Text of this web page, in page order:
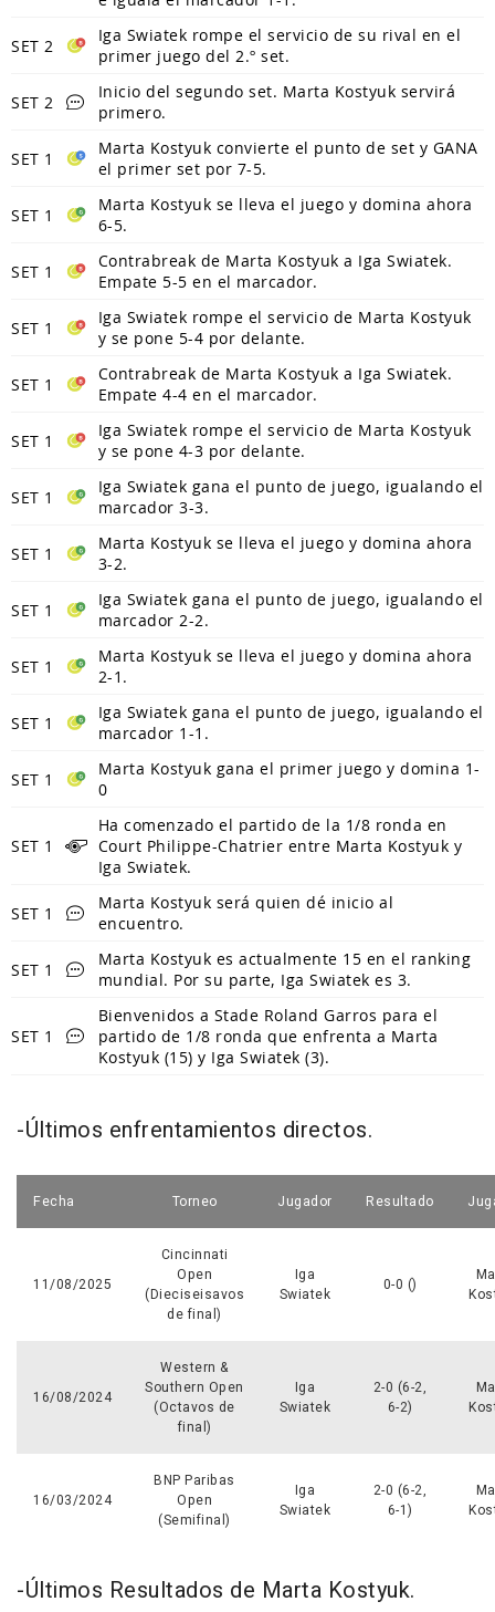
SET 2
Iga Swiatek rompe el servicio de su rival en el
primer juego del 2.º set.
SET 2
Inicio del segundo set. Marta Kostyuk servirá
primero.
SET 1
Marta Kostyuk convierte el punto de set y GANA
el primer set por 7-5.
SET 1
Marta Kostyuk se lleva el juego y domina ahora
6-5.
SET 1
Contrabreak de Marta Kostyuk a Iga Swiatek.
Empate 5-5 en el marcador.
SET 1
Iga Swiatek rompe el servicio de Marta Kostyuk
y se pone 5-4 por delante.
SET 1
Contrabreak de Marta Kostyuk a Iga Swiatek.
Empate 4-4 en el marcador.
SET 1
Iga Swiatek rompe el servicio de Marta Kostyuk
y se pone 4-3 por delante.
SET 1
Iga Swiatek gana el punto de juego, igualando el
marcador 3-3.
SET 1
Marta Kostyuk se lleva el juego y domina ahora
3-2.
SET 1
Iga Swiatek gana el punto de juego, igualando el
marcador 2-2.
SET 1
Marta Kostyuk se lleva el juego y domina ahora
2-1.
SET 1
Iga Swiatek gana el punto de juego, igualando el
marcador 1-1.
SET 1
Marta Kostyuk gana el primer juego y domina 1-
0
SET 1
Ha comenzado el partido de la 1/8 ronda en
Court Philippe-Chatrier entre Marta Kostyuk y
Iga Swiatek.
SET 1
Marta Kostyuk será quien dé inicio al
encuentro.
SET 1
Marta Kostyuk es actualmente 15 en el ranking
mundial. Por su parte, Iga Swiatek es 3.
SET 1
Bienvenidos a Stade Roland Garros para el
partido de 1/8 ronda que enfrenta a Marta
Kostyuk (15) y Iga Swiatek (3).
-Últimos enfrentamientos directos.
Fecha Torneo Jugador Resultado
11/08/2025
Cincinnati
Open
(Dieciseisavos
de final)
Iga
Swiatek
0-0 ()
16/08/2024
Western &
Southern Open
(Octavos de
final)
Iga
Swiatek
2-0 (6-2,
6-2)
16/03/2024
BNP Paribas
Open
(Semifinal)
Iga
Swiatek
2-0 (6-2,
6-1)
-Últimos Resultados de Marta Kostyuk.